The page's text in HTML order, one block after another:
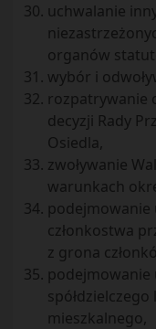
uchwalanie
organów
wybór i
rozpatrywanie
decyzji Rady
Osiedla,
zwoływanie
warunkach
podejmowanie
członkostwa
z grona
podejmowanie
mieszkalnego,